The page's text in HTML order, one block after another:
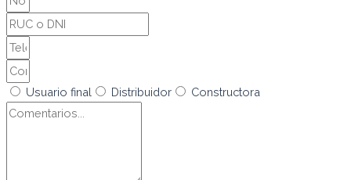
Usuario final Distribuidor Constructora